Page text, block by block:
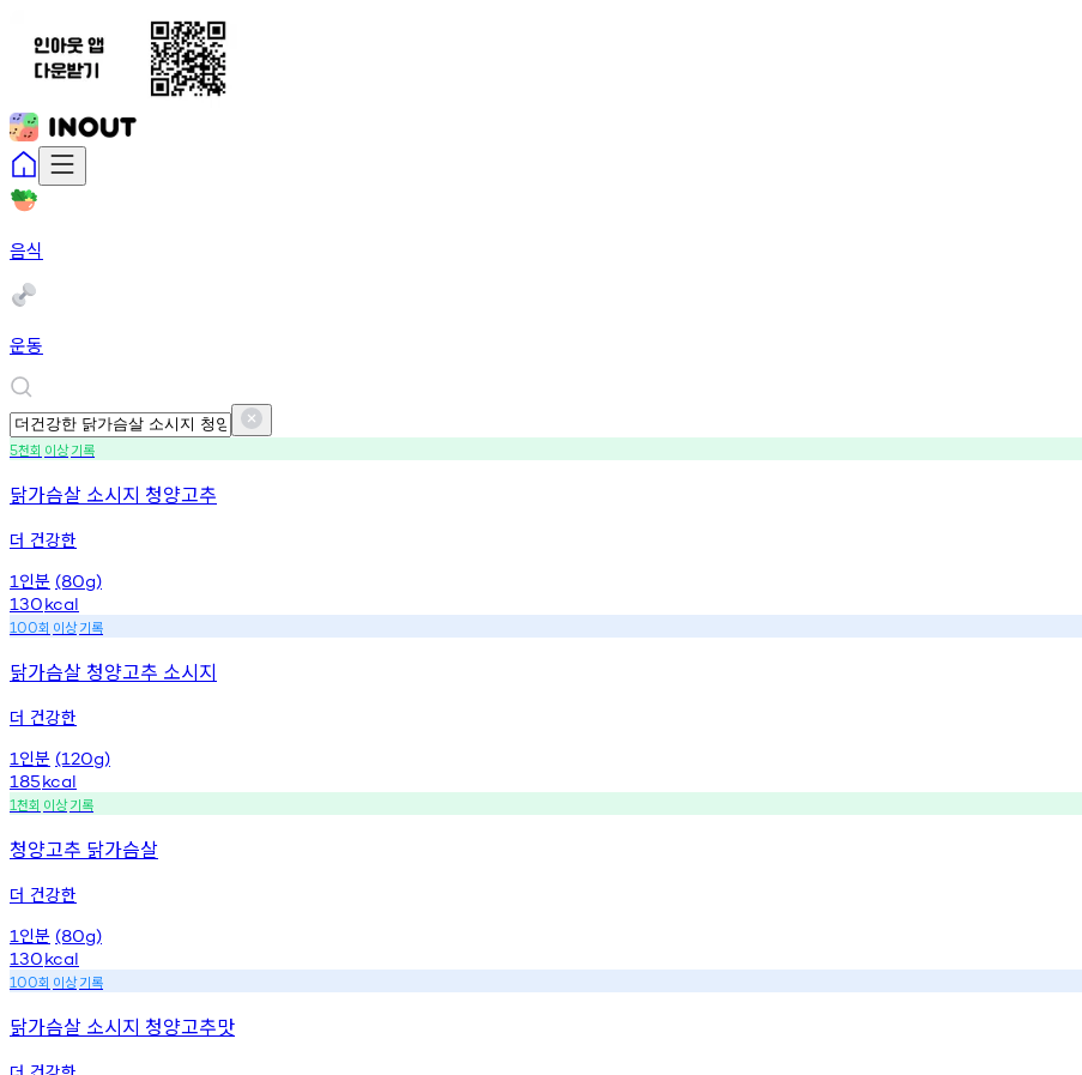
음식
운동
5천회 이상기록
닭가슴살 소시지 청양고추
더 건강한
1 인분 (80g)
130kcal
100회 이상기록
닭가슴살 청양고추 소시지
더 건강한
1 인분 (120g)
185kcal
1천회 이상기록
청양고추 닭가슴살
더 건강한
1 인분 (80g)
130kcal
100회 이상기록
닭가슴살 소시지 청양고추맛